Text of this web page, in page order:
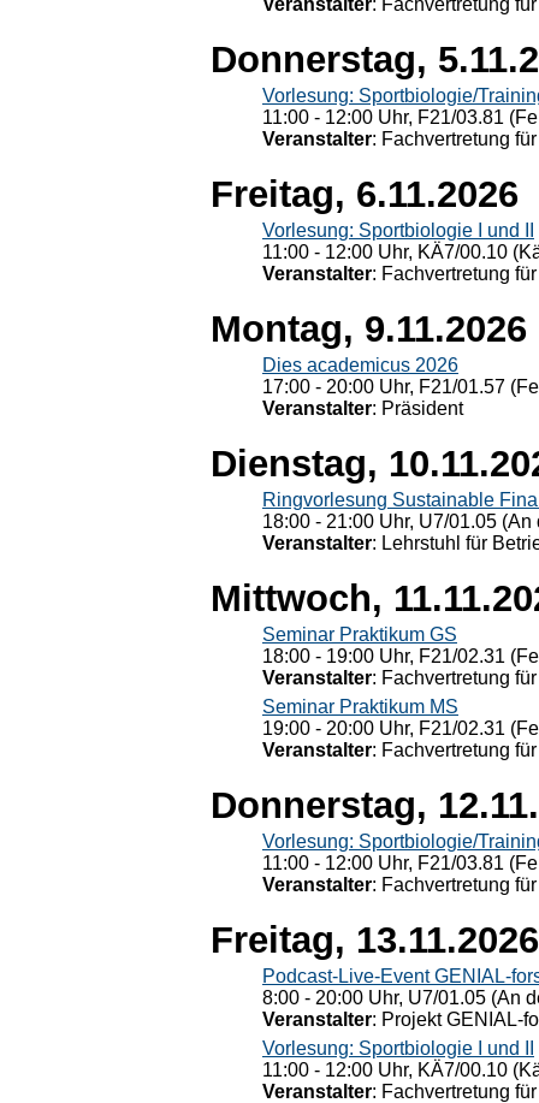
Veranstalter: Fachvertretung
Donnerstag,
Vorlesung: Sportbiologie/
11:00 - 12:00 Uhr, F21/03.81
Veranstalter: Fachvertretung
Freitag, 6.11.2026
Vorlesung: Sportbiologie I und II
11:00 - 12:00 Uhr, KÄ7/00.10
Veranstalter: Fachvertretung
Montag, 9.11.2026
Dies academicus 2026
17:00 - 20:00 Uhr, F21/01.57
Veranstalter: Präsident
Dienstag,
Ringvorlesung Sustainable
18:00 - 21:00 Uhr, U7/01.05
Veranstalter: Lehrstuhl für
Mittwoch,
Seminar Praktikum GS
18:00 - 19:00 Uhr, F21/02.31
Veranstalter: Fachvertretung
Seminar Praktikum MS
19:00 - 20:00 Uhr, F21/02.31
Veranstalter: Fachvertretung
Donnerstag,
Vorlesung: Sportbiologie/
11:00 - 12:00 Uhr, F21/03.81
Veranstalter: Fachvertretung
Freitag, 13.11.2026
Podcast-Live-Event GENIAL-
8:00 - 20:00 Uhr, U7/01.05 (An
Veranstalter: Projekt GENIAL-
Vorlesung: Sportbiologie I und II
11:00 - 12:00 Uhr, KÄ7/00.10
Veranstalter: Fachvertretung